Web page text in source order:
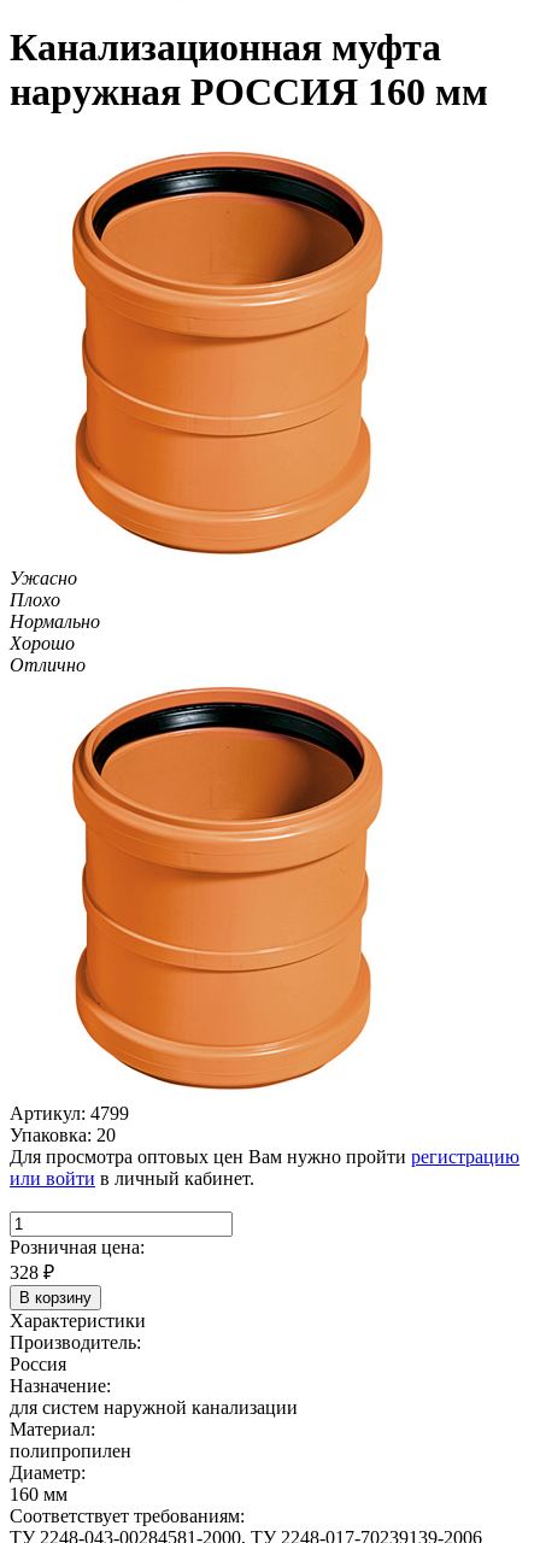
Канализационная муфта
наружная РОССИЯ 160 мм
Ужасно
Плохо
Нормально
Хорошо
Отлично
Артикул: 4799
Упаковка: 20
Для просмотра оптовых цен Вам нужно пройти регистрацию
или войти в личный кабинет.
Розничная цена:
328 ₽
В корзину
Характеристики
Производитель:
Россия
Назначение:
для систем наружной канализации
Материал:
полипропилен
Диаметр:
160 мм
Соответствует требованиям:
ТУ 2248-043-00284581-2000, ТУ 2248-017-70239139-2006